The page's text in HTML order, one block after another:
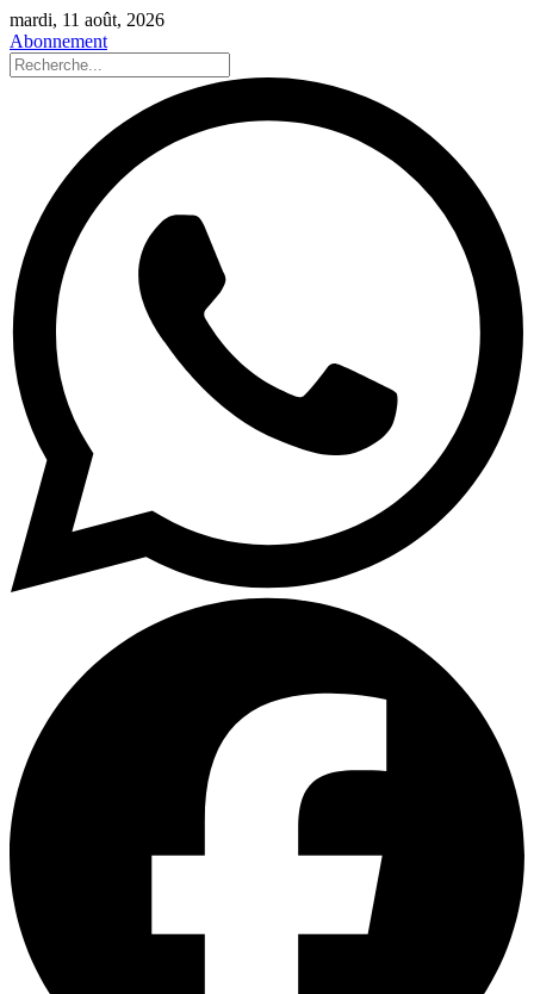
mardi, 11 août, 2026
Abonnement